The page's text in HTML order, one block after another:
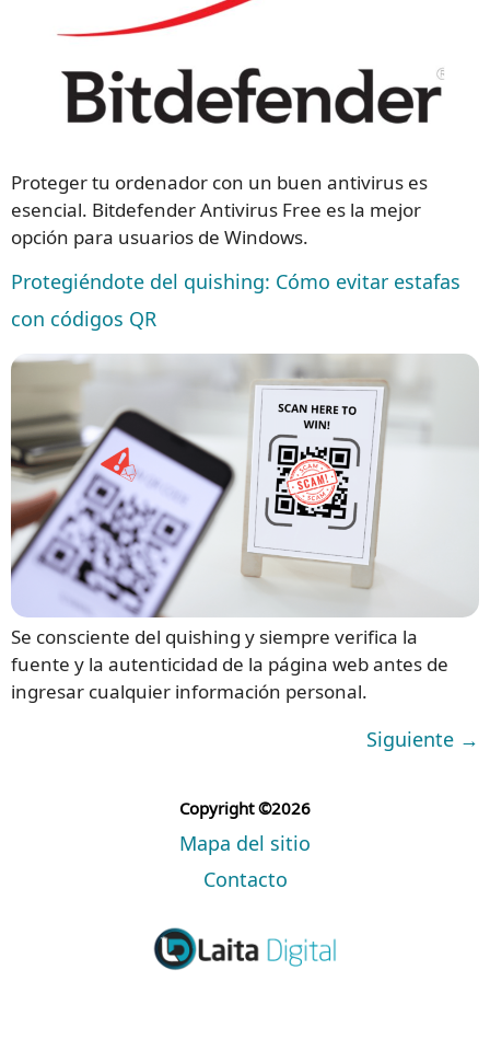
Proteger tu ordenador con un buen antivirus es
esencial. Bitdefender Antivirus Free es la mejor
opción para usuarios de Windows.
Protegiéndote del quishing: Cómo evitar estafas
con códigos QR
Se consciente del quishing y siempre verifica la
fuente y la autenticidad de la página web antes de
ingresar cualquier información personal.
Siguiente →
Copyright ©2026
Mapa del sitio
Contacto